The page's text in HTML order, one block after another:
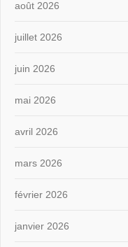
août 2026
juillet 2026
juin 2026
mai 2026
avril 2026
mars 2026
février 2026
janvier 2026